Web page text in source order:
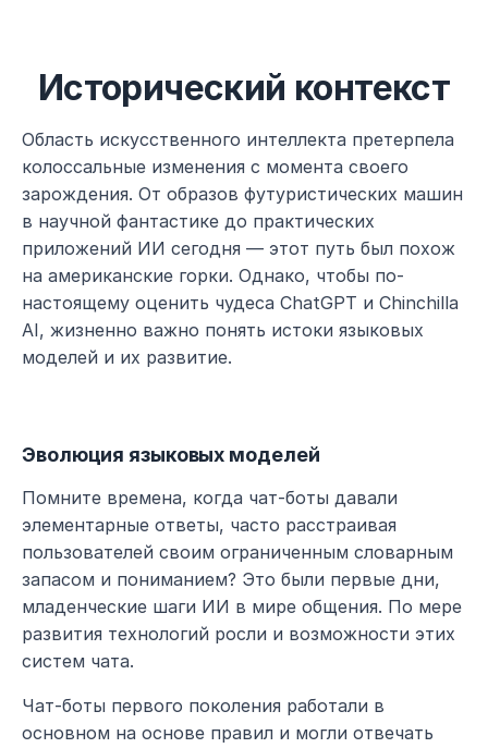
Исторический контекст
Область искусственного интеллекта претерпела
колоссальные изменения с момента своего
зарождения. От образов футуристических машин
в научной фантастике до практических
приложений ИИ сегодня — этот путь был похож
на американские горки. Однако, чтобы по-
настоящему оценить чудеса ChatGPT и Chinchilla
AI, жизненно важно понять истоки языковых
моделей и их развитие.
Эволюция языковых моделей
Помните времена, когда чат-боты давали
элементарные ответы, часто расстраивая
пользователей своим ограниченным словарным
запасом и пониманием? Это были первые дни,
младенческие шаги ИИ в мире общения. По мере
развития технологий росли и возможности этих
систем чата.
Чат-боты первого поколения работали в
основном на основе правил и могли отвечать